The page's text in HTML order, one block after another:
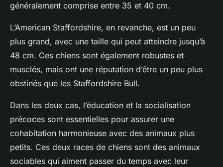
généralement comprise entre 35 et 40 cm.
L’American Staffordshire, en revanche, est un peu
plus grand, avec une taille qui peut atteindre jusqu’à
48 cm. Ces chiens sont également robustes et
musclés, mais ont une réputation d’être un peu plus
obstinés que les Staffordshire Bull.
Dans les deux cas, l’éducation et la socialisation
précoces sont essentielles pour assurer une
cohabitation harmonieuse avec des animaux plus
petits. Ces deux races de chiens sont des animaux
sociables qui aiment passer du temps avec leur